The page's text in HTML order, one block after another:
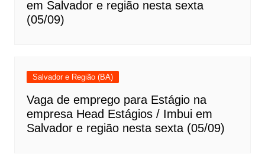
em Salvador e região nesta sexta
(05/09)
Salvador e Região (BA)
Vaga de emprego para Estágio na
empresa Head Estágios / Imbui em
Salvador e região nesta sexta (05/09)